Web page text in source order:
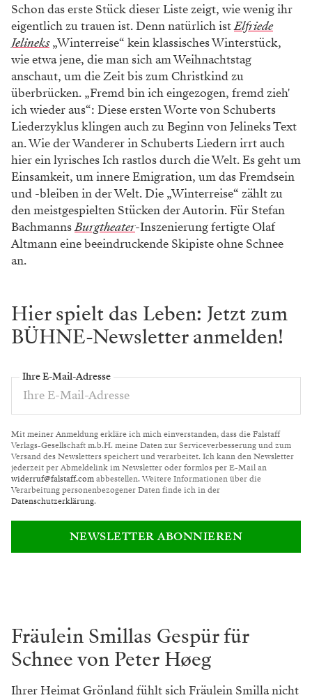
Schon das erste Stück dieser Liste zeigt, wie wenig ihr
eigentlich zu trauen ist. Denn natürlich istElfriede
Jelineks„Winterreise“ kein klassisches Winterstück,
wie etwa jene, die man sich am Weihnachtstag
anschaut, um die Zeit bis zum Christkind zu
überbrücken. „Fremd bin ich eingezogen, fremd zieh'
ich wieder aus“: Diese ersten Worte von Schuberts
Liederzyklus klingen auch zu Beginn von Jelineks Text
an. Wie der Wanderer in Schuberts Liedern irrt auch
hier ein lyrisches Ich rastlos durch die Welt. Es geht um
Einsamkeit, um innere Emigration, um das Fremdsein
und -bleiben in der Welt. Die „Winterreise“ zählt zu
den meistgespielten Stücken der Autorin. Für Stefan
BachmannsBurgtheater-Inszenierung fertigte Olaf
Altmann eine beeindruckende Skipiste ohne Schnee
an.
Hier spielt das Leben: Jetzt zum
BÜHNE-Newsletter anmelden!
Ihre E-Mail-Adresse
Mit meiner Anmeldung erkläre ich mich einverstanden, dass die Falstaff
Verlags-Gesellschaft m.b.H. meine Daten zur Serviceverbesserung und zum
Versand des Newsletters speichert und verarbeitet. Ich kann den Newsletter
jederzeit per Abmeldelink im Newsletter oder formlos per E-Mail an
widerruf@falstaff.comabbestellen. Weitere Informationen über die
Verarbeitung personenbezogener Daten finde ich in der
Datenschutzerklärung.
NEWSLETTER ABONNIEREN
Fräulein Smillas Gespür für
Schnee von Peter Høeg
Ihrer Heimat Grönland fühlt sich Fräulein Smilla nicht